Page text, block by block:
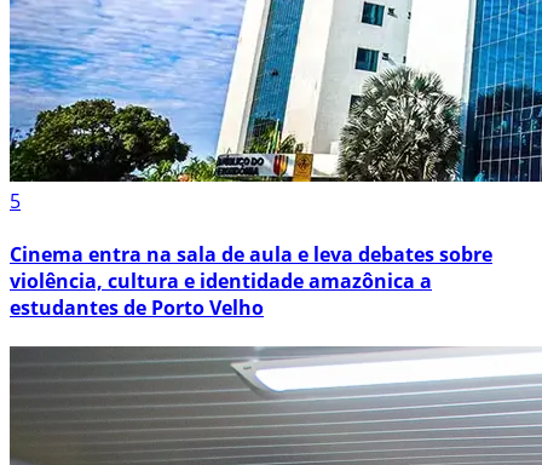
5
Cinema entra na sala de aula e leva debates sobre
violência, cultura e identidade amazônica a
estudantes de Porto Velho